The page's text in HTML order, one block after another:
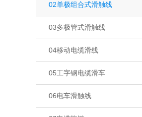
02单极组合式滑触线
03多极管式滑触线
04移动电缆滑线
05工字钢电缆滑车
06电车滑触线